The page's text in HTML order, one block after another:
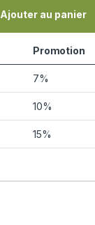
Ajouter au panier
Promotion
7%
10%
15%